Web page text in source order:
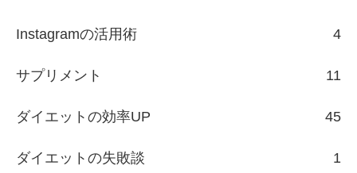
Instagramの活用術 4
サプリメント 11
ダイエットの効率UP 45
ダイエットの失敗談 1